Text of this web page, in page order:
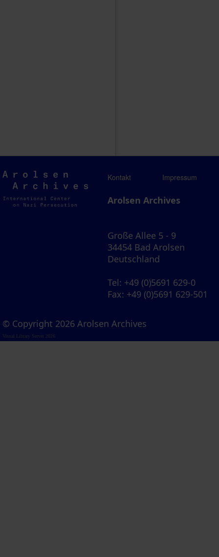
Arolsen
Archives
Kontakt Impressum
Arolsen Archives
Große Allee 5 - 9
34454 Bad Arolsen
Deutschland
Tel: +49 (0)5691 629-0
Fax: +49 (0)5691 629-501
© Copyright 2026 Arolsen Archives
Visual Library Server 2026